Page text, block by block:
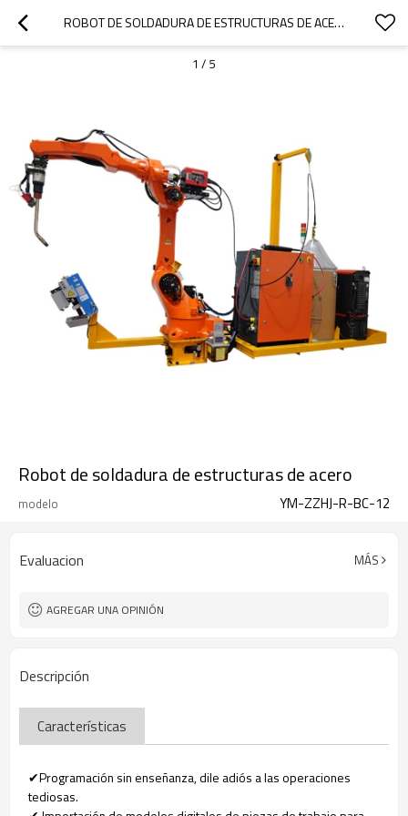
ROBOT DE SOLDADURA DE ESTRUCTURAS DE ACERO
1 / 5
Robot de soldadura de estructuras de acero
modelo YM-ZZHJ-R-BC-12
Evaluacion MÁS
AGREGAR UNA OPINIÓN
Descripción
Características
✔Programación sin enseñanza, dile adiós a las operaciones
tediosas.